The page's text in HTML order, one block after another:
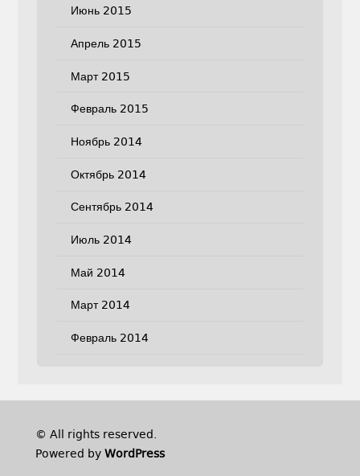
Июнь 2015
Апрель 2015
Март 2015
Февраль 2015
Ноябрь 2014
Октябрь 2014
Сентябрь 2014
Июль 2014
Май 2014
Март 2014
Февраль 2014
© All rights reserved.
Powered by WordPress